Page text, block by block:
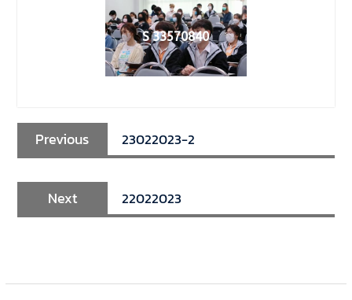
S 33570840
Previous 23022023-2
Next 22022023